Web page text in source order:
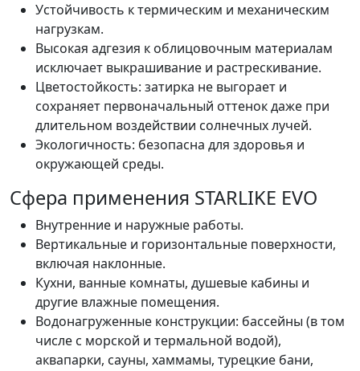
Устойчивость к термическим и механическим
нагрузкам.
Высокая адгезия к облицовочным материалам
исключает выкрашивание и растрескивание.
Цветостойкость: затирка не выгорает и
сохраняет первоначальный оттенок даже при
длительном воздействии солнечных лучей.
Экологичность: безопасна для здоровья и
окружающей среды.
Сфера применения STARLIKE EVO
Внутренние и наружные работы.
Вертикальные и горизонтальные поверхности,
включая наклонные.
Кухни, ванные комнаты, душевые кабины и
другие влажные помещения.
Водонагруженные конструкции: бассейны (в том
числе с морской и термальной водой),
аквапарки, сауны, хаммамы, турецкие бани,